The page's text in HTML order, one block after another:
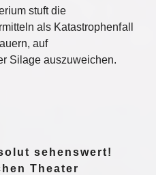
stuft die
als Katastrophenfall
auf
Silage auszuweichen.
sehenswert!
Theater